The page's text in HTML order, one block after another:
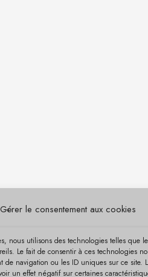
Gérer le consentement aux cookies
nous utilisons des technologies telles que
Le fait de consentir à ces technologies
de navigation ou les ID uniques sur ce site.
un effet négatif sur certaines